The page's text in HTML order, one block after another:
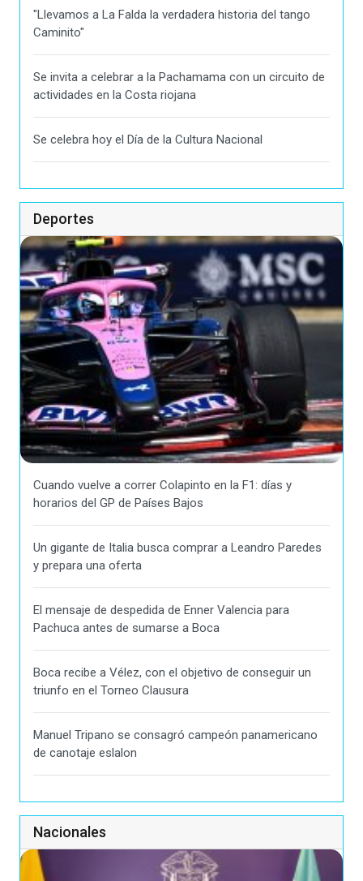
"Llevamos a La Falda la verdadera historia del tango
Caminito"
Se invita a celebrar a la Pachamama con un circuito de
actividades en la Costa riojana
Se celebra hoy el Día de la Cultura Nacional
Deportes
Cuando vuelve a correr Colapinto en la F1: días y
horarios del GP de Países Bajos
Un gigante de Italia busca comprar a Leandro Paredes
y prepara una oferta
El mensaje de despedida de Enner Valencia para
Pachuca antes de sumarse a Boca
Boca recibe a Vélez, con el objetivo de conseguir un
triunfo en el Torneo Clausura
Manuel Tripano se consagró campeón panamericano
de canotaje eslalon
Nacionales